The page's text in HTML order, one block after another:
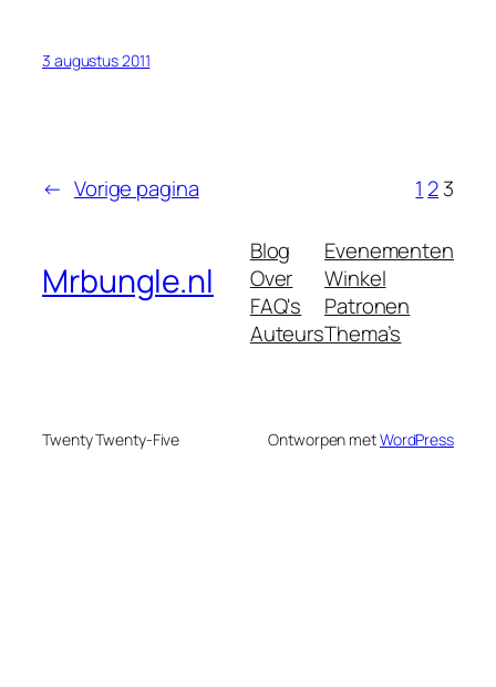
3 augustus 2011
← Vorige pagina 1 23
Mrbungle.nl
Blog
Over
FAQ's
Auteurs
Evenementen
Winkel
Patronen
Thema’s
Twenty Twenty-Five Ontworpen metWordPress